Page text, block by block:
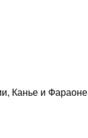
Канье и Фараоне